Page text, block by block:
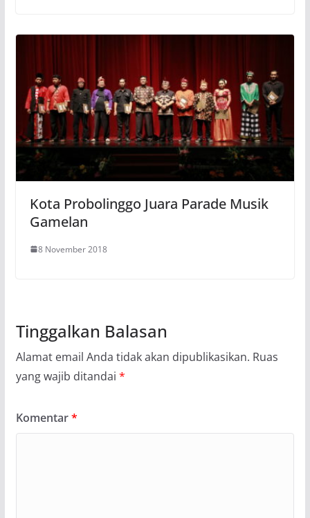
Kota Probolinggo Juara Parade Musik
Gamelan
8 November 2018
Tinggalkan Balasan
Alamat email Anda tidak akan dipublikasikan. Ruas
yang wajib ditandai *
Komentar*